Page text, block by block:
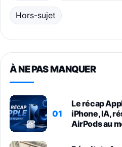
Hors-sujet
À NE PAS MANQUER
01
Le récap
iPhone, IA,
AirPods au